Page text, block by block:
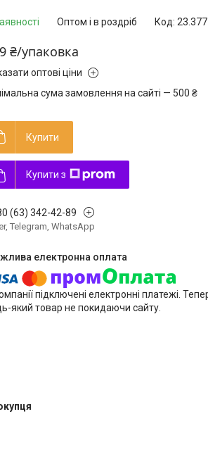
Оптом і в роздріб Код: 23.377
₴/упаковка
оптові ціни
сума замовлення на сайті — 500 ₴
Купити
Купити з
(63) 342-42-89
Telegram, WhatsApp
підключені електронні платежі.
який товар не покидаючи сайту.